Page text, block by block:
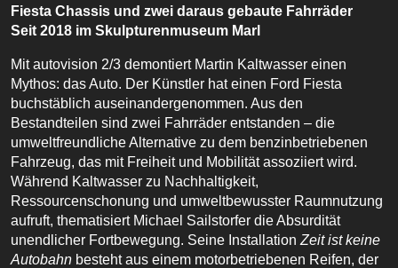
Fiesta Chassis und zwei daraus gebaute Fahrräder
Seit 2018 im Skulpturenmuseum Marl
Mit autovision 2/3 demontiert Martin Kaltwasser einen
Mythos: das Auto. Der Künstler hat einen Ford Fiesta
buchstäblich auseinandergenommen. Aus den
Bestandteilen sind zwei Fahrräder entstanden – die
umweltfreundliche Alternative zu dem benzinbetriebenen
Fahrzeug, das mit Freiheit und Mobilität assoziiert wird.
Während Kaltwasser zu Nachhaltigkeit,
Ressourcenschonung und umweltbewusster Raumnutzung
aufruft, thematisiert Michael Sailstorfer die Absurdität
unendlicher Fortbewegung. Seine Installation Zeit ist keine
Autobahn besteht aus einem motorbetriebenen Reifen, der